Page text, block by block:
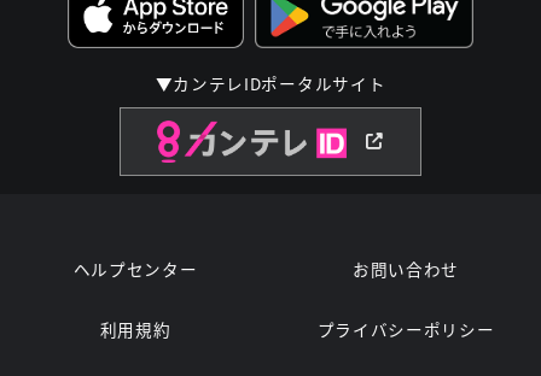
▼カンテレIDポータルサイト
ヘルプセンター お問い合わせ
利用規約 プライバシーポリシー